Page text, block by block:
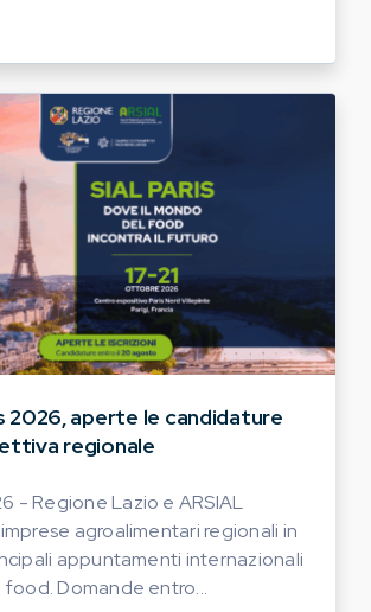
LAZIO E ARSIAL INVITANO
2026, aperte le candidature
regionale
- Regione Lazio e ARSIAL
agroalimentari regionali in
appuntamenti internazionali
Domande entro...